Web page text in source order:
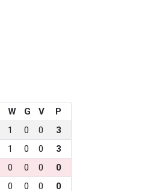
W G V
P
1 0 0
3
1 0 0
3
0 0 0
0
0 0 0
0